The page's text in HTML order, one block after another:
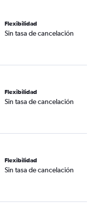
Flexibilidad
Sin tasa de cancelación
Flexibilidad
Sin tasa de cancelación
Flexibilidad
Sin tasa de cancelación